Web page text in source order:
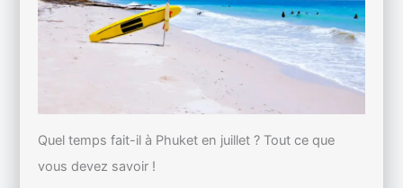
Quel temps fait-il à Phuket en juillet ? Tout ce que
vous devez savoir !